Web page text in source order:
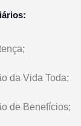
da Vida Toda;
de Benefícios;